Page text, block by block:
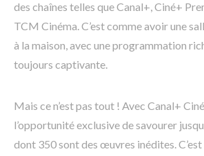
des chaînes telles que Canal+, Ciné+
TCM Cinéma. C’est comme avoir une
à la maison, avec une programmation
toujours captivante.
Mais ce n’est pas tout ! Avec Canal+
l’opportunité exclusive de savourer
dont 350 sont des œuvres inédites.